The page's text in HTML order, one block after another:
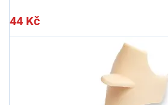
44 Kč